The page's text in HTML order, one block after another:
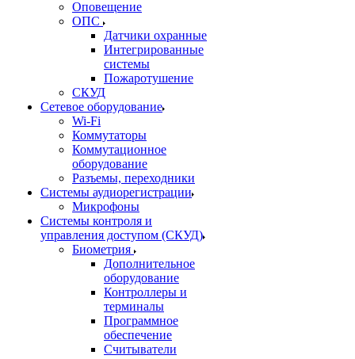
Оповещение
ОПС
Датчики охранные
Интегрированные
системы
Пожаротушение
СКУД
Сетевое оборудование
Wi-Fi
Коммутаторы
Коммутационное
оборудование
Разъемы, переходники
Системы аудиорегистрации
Микрофоны
Системы контроля и
управления доступом (СКУД)
Биометрия
Дополнительное
оборудование
Контроллеры и
терминалы
Программное
обеспечение
Считыватели